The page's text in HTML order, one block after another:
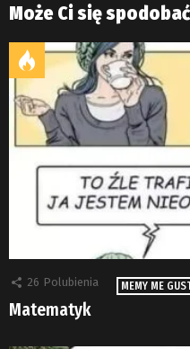
Może Ci się spodobać
26 Polubienia MEMY ME
Matematyk